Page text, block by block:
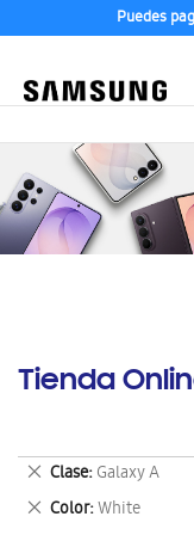
Puedes
Tienda
Clase Galaxy A
Eliminar
este
artículo
Color White
Eliminar